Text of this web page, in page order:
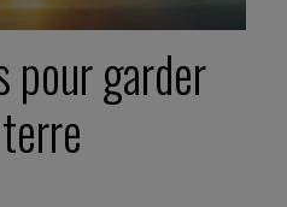
garder